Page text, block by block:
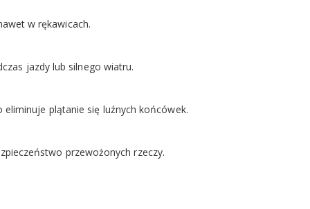
w rękawicach.
jazdy lub silnego wiatru.
eliminuje plątanie się luźnych końcówek.
przewożonych rzeczy.